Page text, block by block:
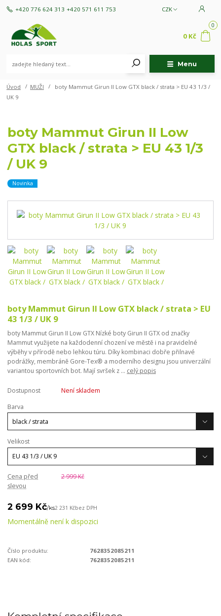
Menu
CZK
+420 776 624 313 +420 571 611 753
0
0 Kč
Úvod MUŽI
boty Mammut Girun II Low GTX black / strata > EU 43 1/3 /
UK 9
boty Mammut Girun II Low
GTX black / strata > EU 43 1/3
/ UK 9
Novinka
boty Mammut Girun II Low GTX black / strata > EU
43 1/3 / UK 9
boty Mammut Girun II Low GTX Nízké boty Girun II GTX od značky
Mammut využijete na každodenní chození ve městě i na pravidelné
výběhy v přírodě nebo lehkou túru. Díky kombinaci dobře přilnavé
podrážky, membráně Gore-Tex® a moderního designu jsou univerzální
variantou sportovních bot. Mají svršek z ... celý popis
Dostupnost
Není skladem
Barva
Velikost
Cena před
slevou
2 999 Kč
2 699 Kč/ks2 231 Kčbez DPH
Momentálně není k dispozici
Číslo produktu:
7628352085211
EAN kód:
7628352085211